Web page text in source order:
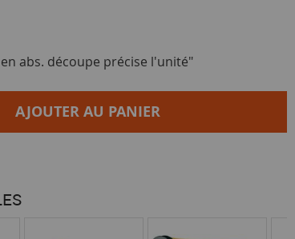
abs. découpe précise l'unité"
AJOUTER AU PANIER